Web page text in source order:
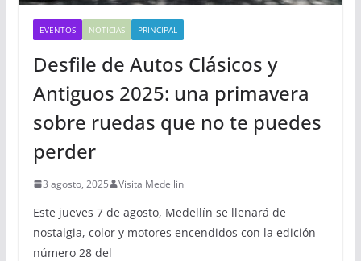
EVENTOS NOTICIAS PRINCIPAL
Desfile de Autos Clásicos y
Antiguos 2025: una primavera
sobre ruedas que no te puedes
perder
3 agosto, 2025 Visita Medellin
Este jueves 7 de agosto, Medellín se llenará de
nostalgia, color y motores encendidos con la edición
número 28 del